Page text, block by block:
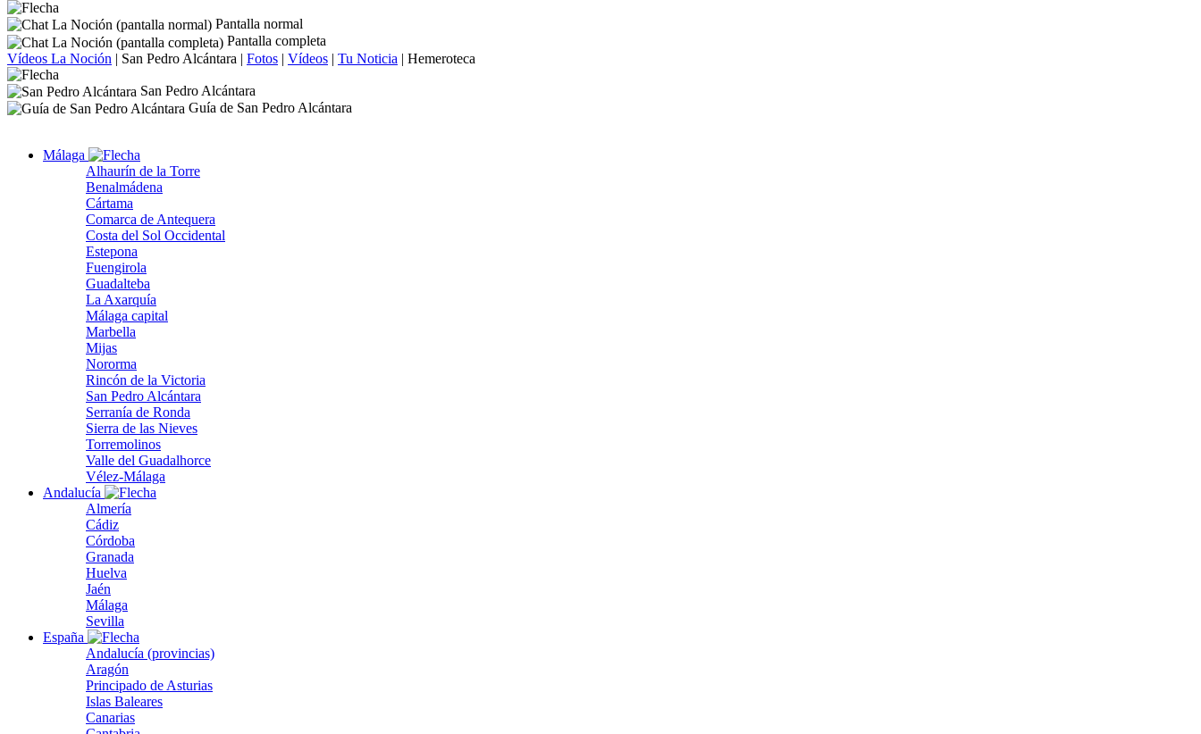
Pantalla normal
Pantalla completa
Vídeos La Noción | San Pedro Alcántara | Fotos | Vídeos | Tu Noticia | Hemeroteca
San Pedro Alcántara
Guía de San Pedro Alcántara
Málaga
Alhaurín de la Torre
Benalmádena
Cártama
Comarca de Antequera
Costa del Sol Occidental
Estepona
Fuengirola
Guadalteba
La Axarquía
Málaga capital
Marbella
Mijas
Nororma
Rincón de la Victoria
San Pedro Alcántara
Serranía de Ronda
Sierra de las Nieves
Torremolinos
Valle del Guadalhorce
Vélez-Málaga
Andalucía
Almería
Cádiz
Córdoba
Granada
Huelva
Jaén
Málaga
Sevilla
España
Andalucía (provincias)
Aragón
Principado de Asturias
Islas Baleares
Canarias